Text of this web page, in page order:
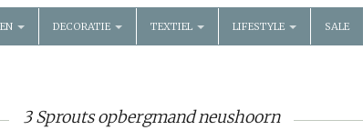
DECORATIE TEXTIEL LIFESTYLE SALE
3 Sprouts opbergmand neushoorn